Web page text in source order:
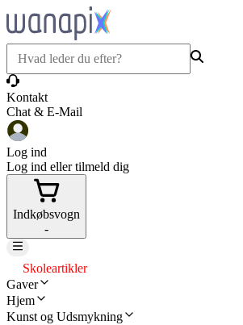
Kontakt
Chat & E-Mail
Log ind
Log ind eller tilmeld dig
Indkøbsvogn
-
Skoleartikler
Gaver
Hjem
Kunst og Udsmykning